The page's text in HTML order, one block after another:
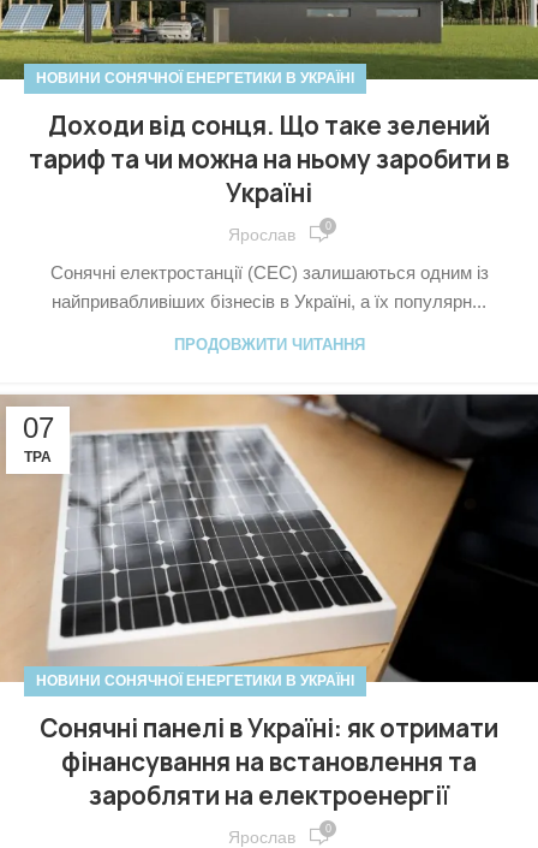
НОВИНИ СОНЯЧНОЇ ЕНЕРГЕТИКИ В УКРАЇНІ
Доходи від сонця. Що таке зелений
тариф та чи можна на ньому заробити в
Україні
Ярослав 0
Сонячні електростанції (СЕС) залишаються одним із
найпривабливіших бізнесів в Україні, а їх популярн...
ПРОДОВЖИТИ ЧИТАННЯ
07
ТРА
НОВИНИ СОНЯЧНОЇ ЕНЕРГЕТИКИ В УКРАЇНІ
Сонячні панелі в Україні: як отримати
фінансування на встановлення та
заробляти на електроенергії
Ярослав 0